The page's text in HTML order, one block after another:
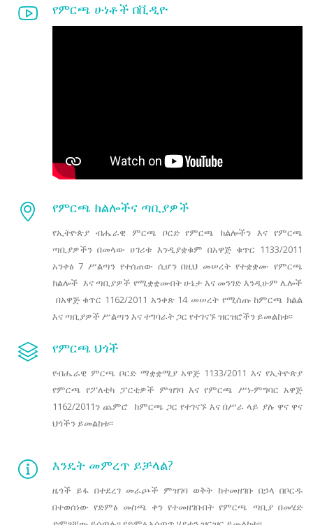
የምርጫ ሁነቶች በቪዲዮ
የምርጫ ክልሎችና ጣቢያዎች
የኢትዮጵያ ብሔራዊ ምርጫ ቦርድ የምርጫ ክልሎችን እና የምርጫ
ጣቢያዎችን በመላው ሀገሪቱ እንዲያቋቁም በአዋጅ ቁጥር 1133/2011
አንቀፅ 7 ሥልጣን የተሰጠው ሲሆን በዚህ መሠረት የተቋቋሙ የምርጫ
ክልሎች እና ጣቢያዎች የሚቋቋሙበት ሁኔታ እና መንገድ እንዲሁም ሌሎች
በአዋጅ ቁጥር 1162/2011 አንቀጽ 14 መሠረት የሚሰጡ ከምርጫ ክልል
እና ጣቢያዎች ሥልጣን እና ተግባራት ጋር የተገናኙ ዝርዝሮችን ይመልከቱ፡፡
የምርጫ ህጎች
የብሔራዊ ምርጫ ቦርድ ማቋቋሚያ አዋጅ 1133/2011 እና የኢትዮጵያ
የምርጫ የፖለቲካ ፓርቲዎች ምዝገባ እና የምርጫ ሥነ-ምግባር አዋጅ
1162/2011ን ጨምሮ ከምርጫ ጋር የተገናኙ እና በሥራ ላይ ያሉ ዋና ዋና
ህጎችን ይመልከቱ፡፡
እንዴት መምረጥ ይቻላል?
ዜጎች ይፋ በተደረገ መራጮች ምዝገባ ወቅት ከተመዘገቡ በኃላ በቦርዱ
በተወሰነው የድምፅ መስጫ ቀን የተመዘገቡበት የምርጫ ጣቢያ በመሄድ